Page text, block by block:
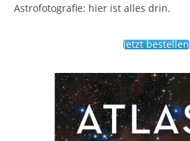
Astrofotografie: hier ist alles drin.
Jetzt bestellen